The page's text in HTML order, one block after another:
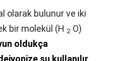
olarak bulunur ve iki
bir molekül (H 2 O)
oldukça
su kullanılır.